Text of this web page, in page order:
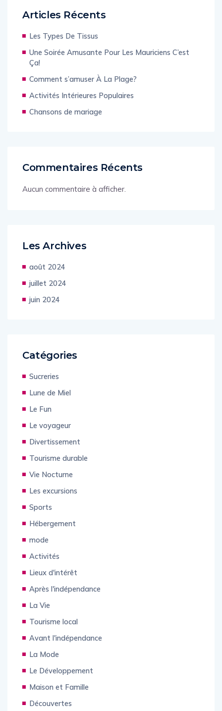
Articles Récents
Les Types De Tissus
Une Soirée Amusante Pour Les Mauriciens C’est
Ça!
Comment s’amuser À La Plage?
Activités Intérieures Populaires
Chansons de mariage
Commentaires Récents
Aucun commentaire à afficher.
Les Archives
août 2024
juillet 2024
juin 2024
Catégories
Sucreries
Lune de Miel
Le Fun
Le voyageur
Divertissement
Tourisme durable
Vie Nocturne
Les excursions
Sports
Hébergement
mode
Activités
Lieux d'intérêt
Après l'indépendance
La Vie
Tourisme local
Avant l'indépendance
La Mode
Le Développement
Maison et Famille
Découvertes